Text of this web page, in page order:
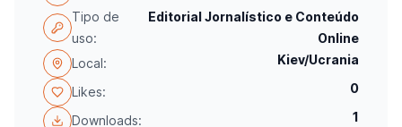
Tipo de
uso:
Editorial Jornalístico e Conteúdo
Online
Local:
Kiev/Ucrania
Likes: 0
Downloads: 1